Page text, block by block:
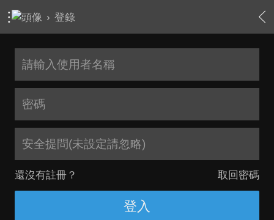
› 登錄
安全提問(未設定請忽略)
還沒有註冊？ 取回密碼
登入